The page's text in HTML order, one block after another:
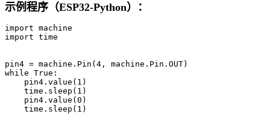
示例程序（ESP32-Python）：
import machine
import time
pin4 = machine.Pin(4, machine.Pin.OUT)
while True:
    pin4.value(1)
    time.sleep(1)
    pin4.value(0)
    time.sleep(1)